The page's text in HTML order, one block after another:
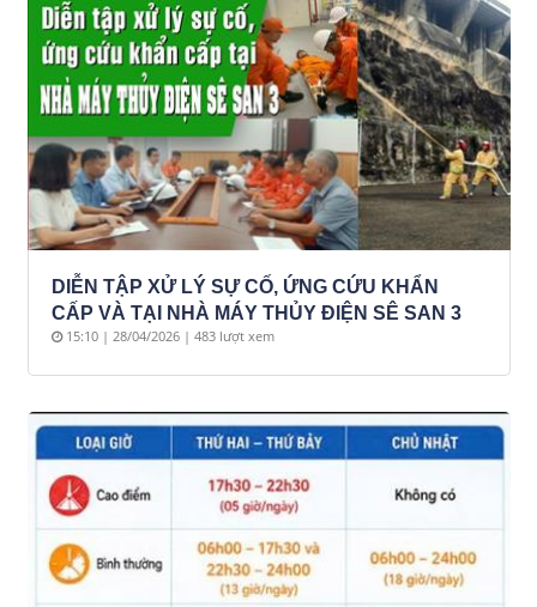
DIỄN TẬP XỬ LÝ SỰ CỐ, ỨNG CỨU KHẨN
CẤP VÀ TẠI NHÀ MÁY THỦY ĐIỆN SÊ SAN 3
15:10 | 28/04/2026 | 483 lượt xem